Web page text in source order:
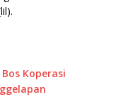
Koperasi